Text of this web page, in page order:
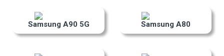
Samsung A90 5G Samsung A80